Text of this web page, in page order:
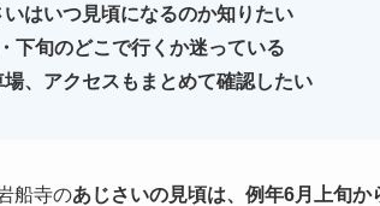
はいつ見頃になるのか知りたい
下旬のどこで行くか迷っている
場、アクセスもまとめて確認したい
船寺のあじさいの見頃は、例年6月上旬か